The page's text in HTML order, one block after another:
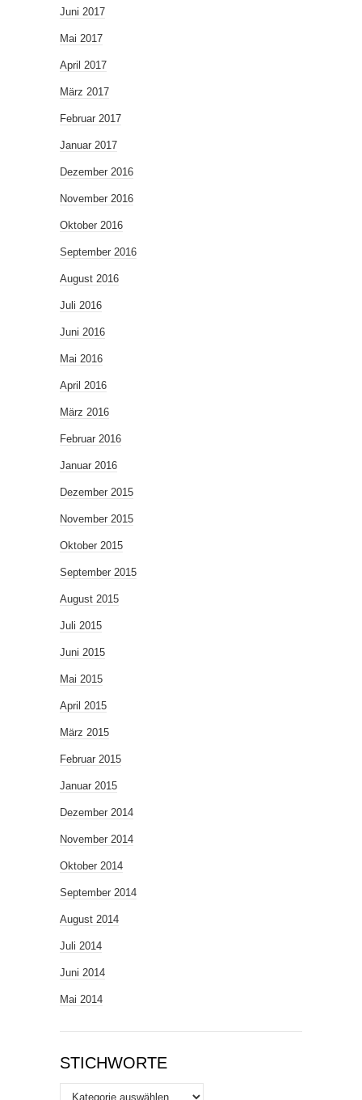
Juni 2017
Mai 2017
April 2017
März 2017
Februar 2017
Januar 2017
Dezember 2016
November 2016
Oktober 2016
September 2016
August 2016
Juli 2016
Juni 2016
Mai 2016
April 2016
März 2016
Februar 2016
Januar 2016
Dezember 2015
November 2015
Oktober 2015
September 2015
August 2015
Juli 2015
Juni 2015
Mai 2015
April 2015
März 2015
Februar 2015
Januar 2015
Dezember 2014
November 2014
Oktober 2014
September 2014
August 2014
Juli 2014
Juni 2014
Mai 2014
STICHWORTE
Stichworte